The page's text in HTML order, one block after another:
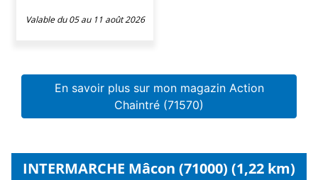
Valable du 05 au 11 août 2026
En savoir plus sur mon magazin Action
Chaintré (71570)
INTERMARCHE Mâcon (71000) (1,22 km)